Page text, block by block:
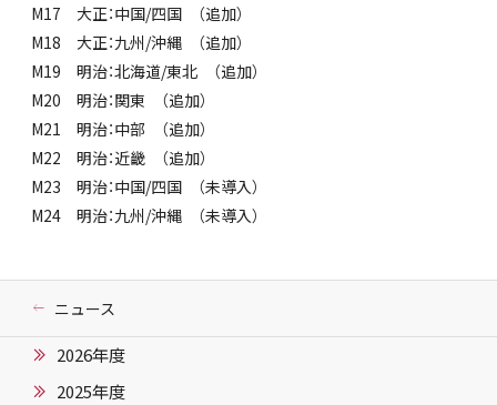
M17 大正：中国/四国 （追加）
M18 大正：九州/沖縄 （追加）
M19 明治：北海道/東北 （追加）
M20 明治：関東 （追加）
M21 明治：中部 （追加）
M22 明治：近畿 （追加）
M23 明治：中国/四国 （未導入）
M24 明治：九州/沖縄 （未導入）
ニュース
2026年度
2025年度